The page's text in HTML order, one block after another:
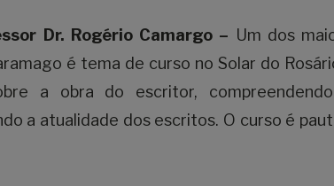
Dr. Rogério Camargo – Um dos
é tema de curso no Solar do
a obra do escritor,
a atualidade dos escritos. O curso é